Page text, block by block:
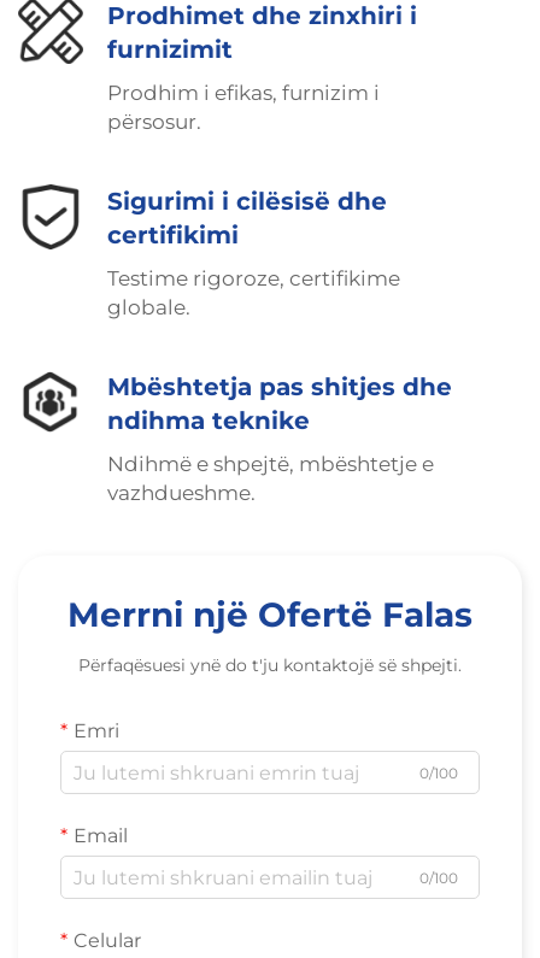
Prodhimet dhe zinxhiri i
furnizimit
Prodhim i efikas, furnizim i
përsosur.
Sigurimi i cilësisë dhe
certifikimi
Testime rigoroze, certifikime
globale.
Mbështetja pas shitjes dhe
ndihma teknike
Ndihmë e shpejtë, mbështetje e
vazhdueshme.
Merrni një Ofertë Falas
Përfaqësuesi ynë do t'ju kontaktojë së shpejti.
Emri
0/100
Email
0/100
Celular